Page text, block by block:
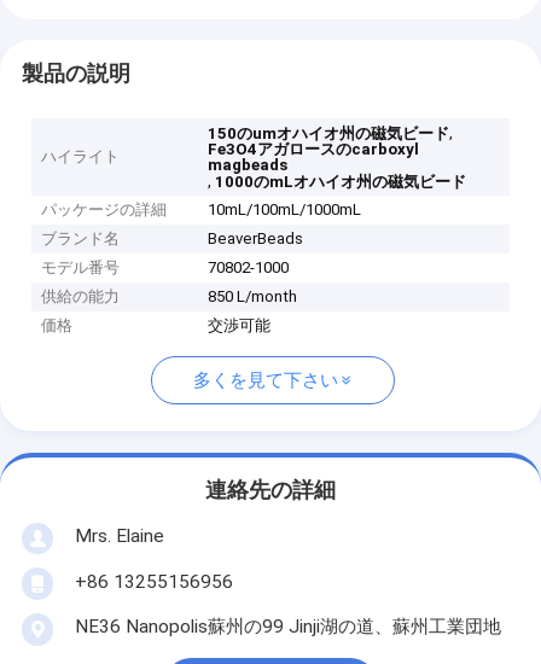
製品の説明
ハイライト
150のumオハイオ州の磁気ビード,
Fe3O4アガロースのcarboxyl
magbeads
, 1000のmLオハイオ州の磁気ビード
パッケージの詳細
10mL/100mL/1000mL
ブランド名
BeaverBeads
モデル番号
70802-1000
供給の能力
850 L/month
価格
交渉可能
多くを見て下さい
連絡先の詳細
Mrs. Elaine
+86 13255156956
NE36 Nanopolis蘇州の99 Jinji湖の道、蘇州工業団地